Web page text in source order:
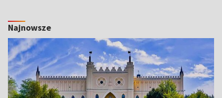
Najnowsze